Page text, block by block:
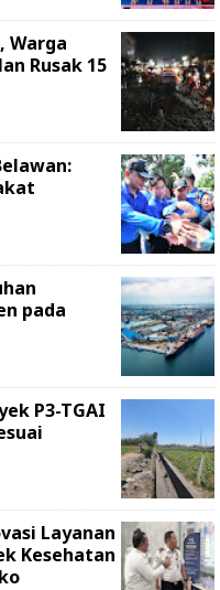
Warga
Rusak 15
pada
P3-TGAI
Layanan
Kesehatan